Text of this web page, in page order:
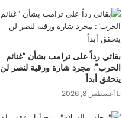
بقائي رداً على ترامب بشأن “غنائم
الحرب”: مجرد شارة ورقية لنصر لن
يتحقق أبداً
أغسطس 8, 2026